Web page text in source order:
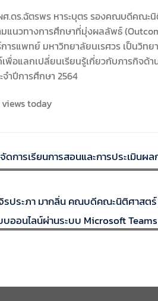
านการเรียนการสอนของคณะ
.ดร.ฉัตรพร หาระบุตร รองคณบดีคณะนิ
มแนวทางการศึกษาที่มุ่งผลลัพธ์
รแพทย์ มหาวิทยาลัยนเรศวร เป็นวิท
พื่อแลกเปลี่ยนเรียนรู้เกี่ยวกับภารกิจ
ำปีการศึกษา 2564
views today
ดการเรียนการสอนและการประเมิน
รประภา มากลิ่น คณบดีคณะนิติศาสตร์
ออนไลน์ผ่านระบบ Microsoft